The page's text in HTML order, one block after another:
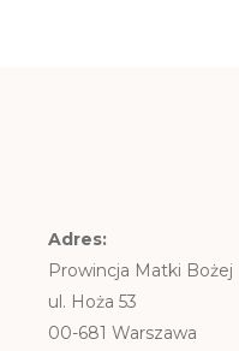
Adres:
Prowincja Matki Bożej
ul. Hoża 53
00-681 Warszawa